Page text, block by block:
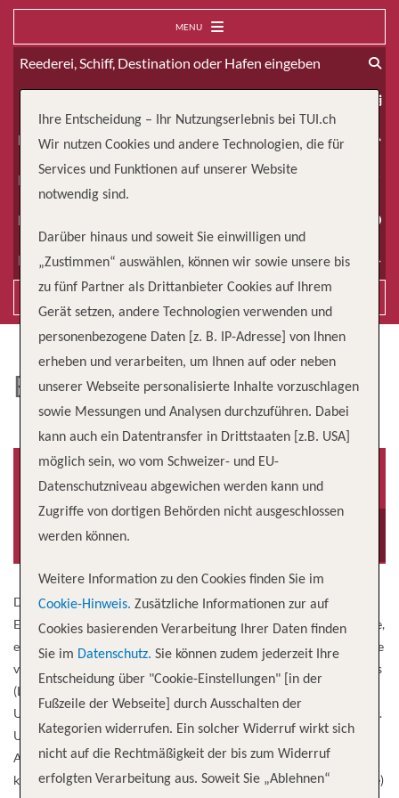
MENU
Erwachsene
Kinder
Dauer
Reiseart
EXPLORA VI
Baujahr
2026
Besatzung
Die Explora VI wird 2028 in See stechen und allen, die sich mit
Explora Journeys auf ein Abenteuer begeben, Luxus von Weltklasse,
exzellenten und aufmerksamen Service sowie opulente Unterkünfte
versprechen. Dieses atemberaubende Schiff wird mit Flüssigerdgas
(LNG) betrieben und bietet alles, was Sie für einen unvergesslichen
Urlaub an einigen der aufregendsten Reiseziele der Welt benötigen.
Und mit einigen der besten Speisen (dank Restaurants wie
Anthology und Sakura) sowie sensationellen Orten für einen
köstlichen Drink (wie der Malt Whisky Bar und der Explora Lounge)
Ihre Entscheidung – Ihr Nutzungserlebnis bei TUI.ch
Wir nutzen Cookies und andere Technologien, die für
Services und Funktionen auf unserer Website
notwendig sind.
Darüber hinaus und soweit Sie einwilligen und
„Zustimmen“ auswählen, können wir sowie unsere bis
zu fünf Partner als Drittanbieter Cookies auf Ihrem
Gerät setzen, andere Technologien verwenden und
personenbezogene Daten [z. B. IP-Adresse] von Ihnen
erheben und verarbeiten, um Ihnen auf oder neben
unserer Webseite personalisierte Inhalte vorzuschlagen
sowie Messungen und Analysen durchzuführen. Dabei
kann auch ein Datentransfer in Drittstaaten [z.B. USA]
möglich sein, wo vom Schweizer- und EU-
Datenschutzniveau abgewichen werden kann und
Zugriffe von dortigen Behörden nicht ausgeschlossen
werden können.
Weitere Information zu den Cookies finden Sie im
Cookie-Hinweis. Zusätzliche Informationen zur auf
Cookies basierenden Verarbeitung Ihrer Daten finden
Sie im Datenschutz. Sie können zudem jederzeit Ihre
Entscheidung über "Cookie-Einstellungen" [in der
Fußzeile der Webseite] durch Ausschalten der
Kategorien widerrufen. Ein solcher Widerruf wirkt sich
nicht auf die Rechtmäßigkeit der bis zum Widerruf
erfolgten Verarbeitung aus. Soweit Sie „Ablehnen“